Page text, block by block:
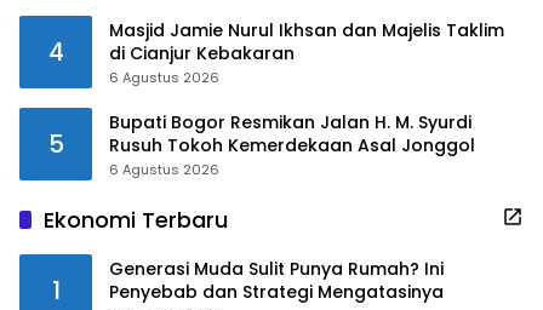
4
Masjid Jamie Nurul Ikhsan dan Majelis Taklim
di Cianjur Kebakaran
6 Agustus 2026
5
Bupati Bogor Resmikan Jalan H. M. Syurdi
Rusuh Tokoh Kemerdekaan Asal Jonggol
6 Agustus 2026
Ekonomi Terbaru
1
Generasi Muda Sulit Punya Rumah? Ini
Penyebab dan Strategi Mengatasinya